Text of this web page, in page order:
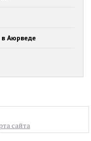
Аюрведе
сайта